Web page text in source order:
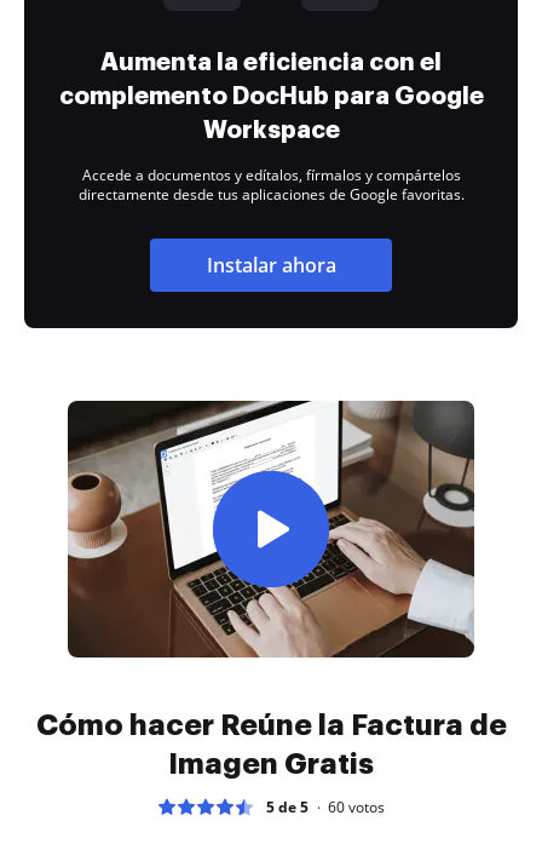
Aumenta la eficiencia con el
complemento DocHub para Google
Workspace
Accede a documentos y edítalos, fírmalos y compártelos
directamente desde tus aplicaciones de Google favoritas.
Instalar ahora
Cómo hacer Reúne la Factura de
Imagen Gratis
5 de 5 60votos